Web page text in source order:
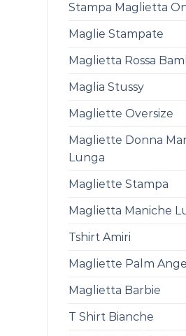
Stampa Maglietta
Maglie Stampate
Maglietta Rossa
Maglia Stussy
Magliette Oversize
Magliette Donna
Lunga
Magliette Stampa
Maglietta Maniche
Tshirt Amiri
Magliette Palm
Maglietta Barbie
T Shirt Bianche